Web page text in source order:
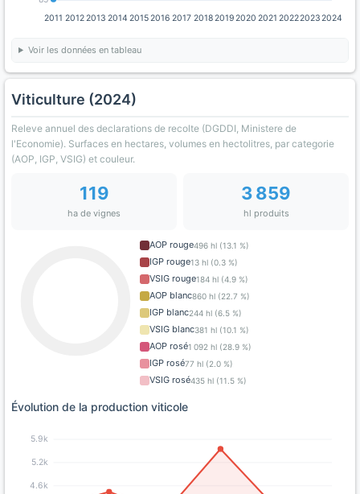
2011 20122013 2014 20152016 2017 201820192020 2021 202220232024
Voir les données en tableau
Viticulture (2024)
Releve annuel des declarations de recolte (DGDDI, Ministere de
l'Economie). Surfaces en hectares, volumes en hectolitres, par categorie
(AOP, IGP, VSIG) et couleur.
119
ha de vignes
3 859
hl produits
AOP rouge496 hl (13.1 %)
IGP rouge13 hl (0.3 %)
VSIG rouge184 hl (4.9 %)
AOP blanc860 hl (22.7 %)
IGP blanc244 hl (6.5 %)
VSIG blanc381 hl (10.1 %)
AOP rosé1 092 hl (28.9 %)
IGP rosé77 hl (2.0 %)
VSIG rosé435 hl (11.5 %)
Évolution de la production viticole
4.6k
5.2k
5.9k